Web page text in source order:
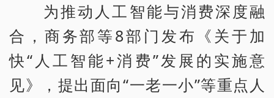
为推动人工智能与消费深度融
合，商务部等8部门发布《关于加
快“人工智能+消费”发展的实施意
见》，提出面向“一老一小”等重点人